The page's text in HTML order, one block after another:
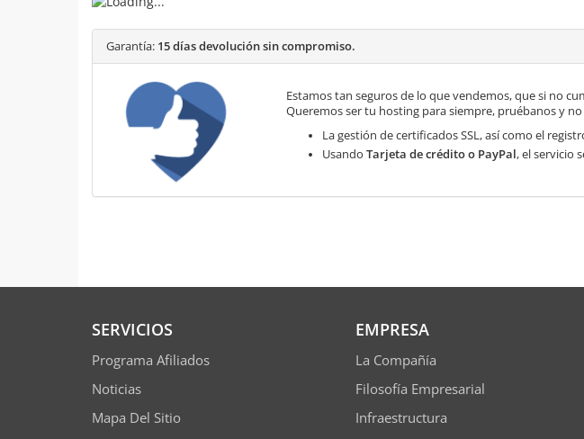
Garantía: 15 días devolución sin compromiso.
Estamos tan seguros de lo que vendemos, que si no
Queremos ser tu hosting para siempre, pruébanos y
La gestión de certificados SSL, así como el
Usando Tarjeta de crédito o PayPal, el servicio
SERVICIOS
Programa Afiliados
Noticias
Mapa Del Sitio
EMPRESA
La Compañía
Filosofía Empresarial
Infraestructura